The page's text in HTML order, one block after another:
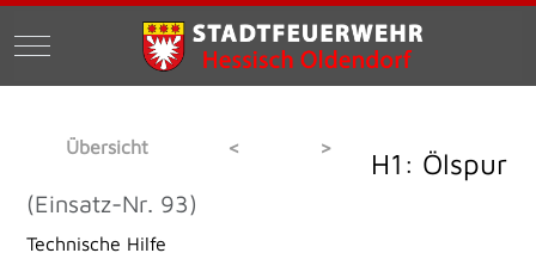
Mobile Menu Toggle
Übersicht < > H1: Ölspur
(Einsatz-Nr. 93)
Technische Hilfe